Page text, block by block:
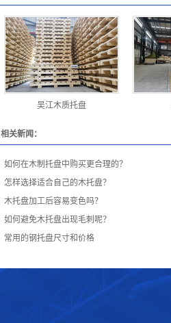
吴江木质托盘
相关新闻：
如何在木制托盘中购买更合理的？
怎样选择适合自己的木托盘？
木托盘加工后容易变色吗？
如何避免木托盘出现毛刺呢？
常用的钢托盘尺寸和价格